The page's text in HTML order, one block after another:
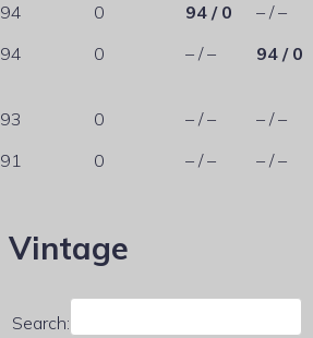
94 0 94 / 0
– / –
94 0 – / – 94 / 0
93 0 – / –
– / –
91 0 – / – – / –
Vintage
Search: